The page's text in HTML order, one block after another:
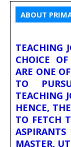
ABOUT
TEACHING
CHOICE
ARE ONE
TO
TEACHING
HENCE,
TO FETCH
MASTER,